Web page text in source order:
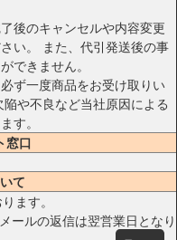
後のキャンセルや内容変更
い。 また、代引発送後の事
できません。
ず一度商品をお受け取りい
や不良など当社原因による
す。
窓口
て
ます。
ールの返信は翌営業日となり